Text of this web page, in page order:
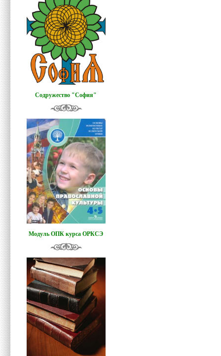
Содружество "София"
Модуль ОПК курса ОРКСЭ